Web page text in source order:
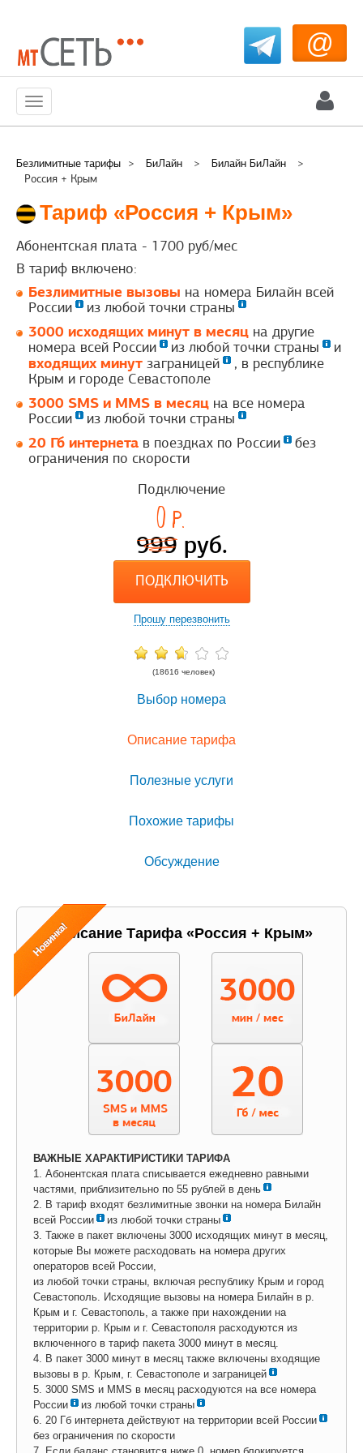
@
Меню
Безлимитные тарифы > БиЛайн > Билайн БиЛайн
>
Россия + Крым
Тариф «Россия + Крым»
Абонентская плата - 1700 руб/мес
В тариф включено:
Безлимитные вызовы на номера Билайн всей
России
из любой точки страны
3000 исходящих минут в месяц на другие
номера всей России
из любой точки страны и
входящих минут заграницей
, в республике
Крым и городе Севастополе
3000 SMS и MMS в месяц на все номера
России
из любой точки страны
20 Гб интернета в поездках по России
без
ограничения по скорости
Подключение
999
0 p.
руб.
ПОДКЛЮЧИТЬ
Прошу перезвонить
(18616 человек)
Выбор номера
Описание тарифа
Полезные услуги
Похожие тарифы
Обсуждение
Описание Тарифа «Россия + Крым»
ВАЖНЫЕ ХАРАКТИРИСТИКИ ТАРИФА
1. Абонентская плата списывается ежедневно равными
частями, приблизительно по 55 рублей в день
2. В тариф входят безлимитные звонки на номера Билайн
всей России
из любой точки страны
3. Также в пакет включены 3000 исходящих минут в месяц,
которые Вы можете расходовать на номера других
операторов всей России,
из любой точки страны, включая республику Крым и город
Севастополь. Исходящие вызовы на номера Билайн в р.
Крым и г. Севастополь, а также при нахождении на
территории р. Крым и г. Севастополя расходуются из
включенного в тариф пакета 3000 минут в месяц.
4. В пакет 3000 минут в месяц также включены входящие
вызовы в р. Крым, г. Севастополе и заграницей
5. 3000 SMS и MMS в месяц расходуются на все номера
России
из любой точки страны
6. 20 Гб интернета действуют на территории всей России
без ограничения по скорости